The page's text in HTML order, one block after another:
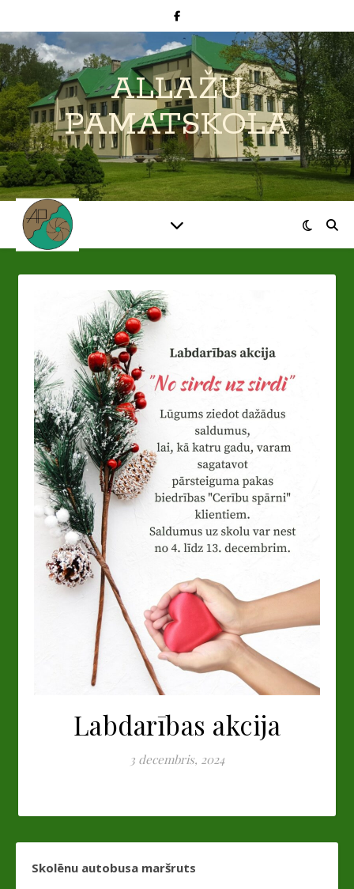
ALLAŽU
PAMATSKOLA
Labdarības akcija
3 decembris, 2024
Skolēnu autobusa maršruts